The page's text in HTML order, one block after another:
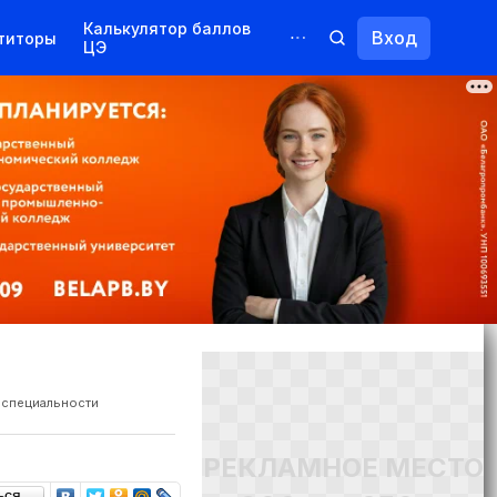
Калькулятор баллов
ЦЭ
Курсы
Переподготовка
Вход
РЕКЛАМНОЕ МЕСТО